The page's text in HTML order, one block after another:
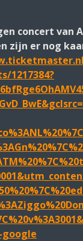
concert van
zijn er nog
1217384?
google